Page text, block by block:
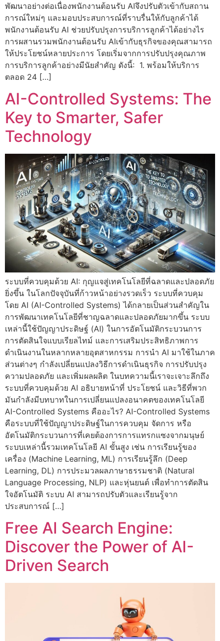
พัฒนาอย่างต่อเนื่องพนักงานต้อนรับ AIจึงปรับตัวเข้ากับสถาน
การณ์ใหม่ๆ และมอบประสบการณ์ที่ราบรื่นให้กับลูกค้าได้
พนักงานต้อนรับ AI ช่วยปรับปรุงการบริการลูกค้าได้อย่างไร
การผสานรวมพนักงานต้อนรับ AIเข้ากับธุรกิจของคุณสามารถ
ให้ประโยชน์หลายประการ โดยเริ่มจากการปรับปรุงคุณภาพ
การบริการลูกค้าอย่างมีนัยสำคัญ ดังนี้: 1. พร้อมให้บริการ
ตลอด 24 […]
AI-Controlled Systems: The
Key to Smarter, Safer
Technology
ระบบที่ควบคุมด้วย AI: กุญแจสู่เทคโนโลยีที่ฉลาดและปลอดภัย
ยิ่งขึ้น ในโลกปัจจุบันที่ก้าวหน้าอย่างรวดเร็ว ระบบที่ควบคุม
โดย AI (AI-Controlled Systems) ได้กลายเป็นส่วนสำคัญใน
การพัฒนาเทคโนโลยีที่ชาญฉลาดและปลอดภัยมากขึ้น ระบบ
เหล่านี้ใช้ปัญญาประดิษฐ์ (AI) ในการอัตโนมัติกระบวนการ
การตัดสินใจแบบเรียลไทม์ และการเสริมประสิทธิภาพการ
ดำเนินงานในหลากหลายอุตสาหกรรม การนำ AI มาใช้ในภาค
ส่วนต่างๆ กำลังเปลี่ยนแปลงวิธีการดำเนินธุรกิจ การปรับปรุง
ความปลอดภัย และเพิ่มผลผลิต ในบทความนี้เราจะเจาะลึกถึง
ระบบที่ควบคุมด้วย AI อธิบายหน้าที่ ประโยชน์ และวิธีที่พวก
มันกำลังมีบทบาทในการเปลี่ยนแปลงอนาคตของเทคโนโลยี
AI-Controlled Systems คืออะไร? AI-Controlled Systems
คือระบบที่ใช้ปัญญาประดิษฐ์ในการควบคุม จัดการ หรือ
อัตโนมัติกระบวนการที่เคยต้องการการแทรกแซงจากมนุษย์
ระบบเหล่านี้รวมเทคโนโลยี AI ขั้นสูง เช่น การเรียนรู้ของ
เครื่อง (Machine Learning, ML) การเรียนรู้ลึก (Deep
Learning, DL) การประมวลผลภาษาธรรมชาติ (Natural
Language Processing, NLP) และหุ่นยนต์ เพื่อทำการตัดสิน
ใจอัตโนมัติ ระบบ AI สามารถปรับตัวและเรียนรู้จาก
ประสบการณ์ […]
Free AI Search Engine:
Discover the Power of AI-
Driven Search